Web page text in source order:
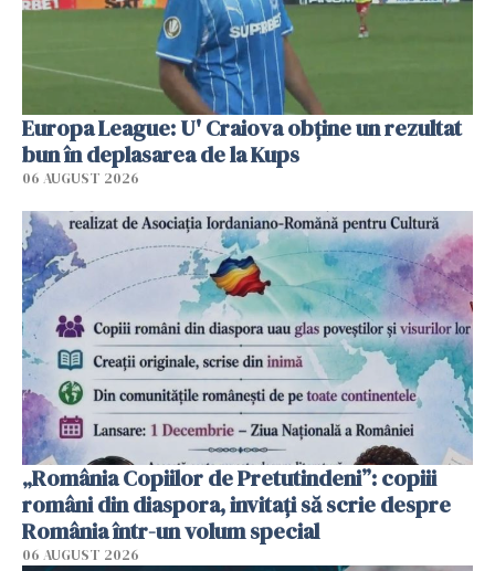
Europa League: U' Craiova obține un rezultat
bun în deplasarea de la Kups
06 AUGUST 2026
„România Copiilor de Pretutindeni”: copiii
români din diaspora, invitați să scrie despre
România într-un volum special
06 AUGUST 2026